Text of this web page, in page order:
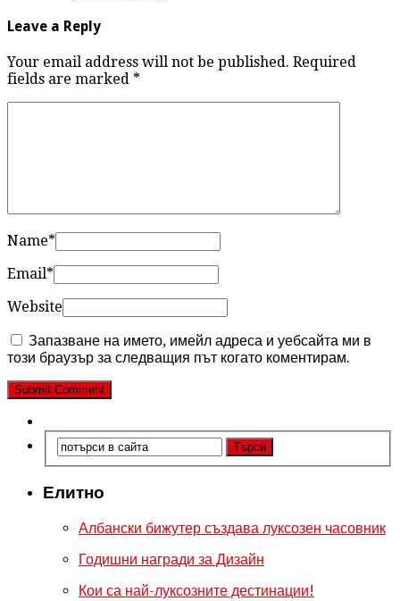
Leave a Reply
Your email address will not be published. Required
fields are marked *
Name*
Email*
Website
Запазване на името, имейл адреса и уебсайта ми в
този браузър за следващия път когато коментирам.
Елитно
Албански бижутер създава луксозен часовник
Годишни награди за Дизайн
Кои са най-луксозните дестинации!